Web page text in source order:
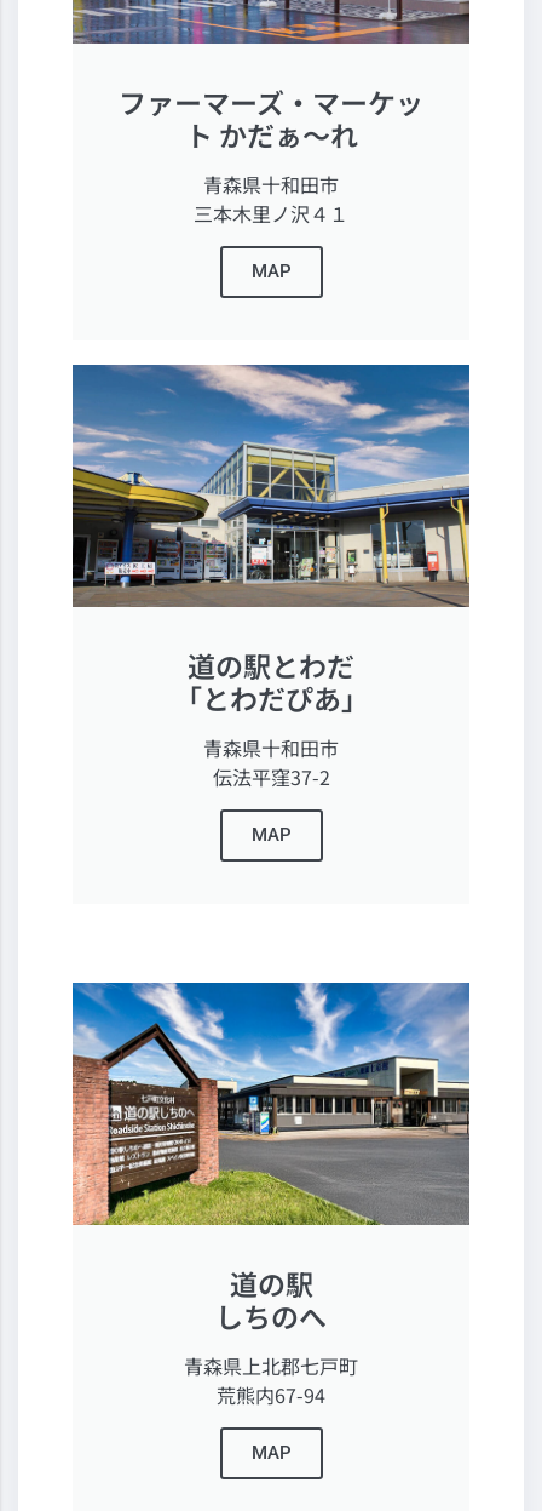
ファーマーズ・マーケッ
ト かだぁ～れ
青森県十和田市
三本木里ノ沢４１
MAP
道の駅とわだ
「とわだぴあ」
青森県十和田市
伝法平窪37-2
MAP
道の駅
しちのへ
青森県上北郡七戸町
荒熊内67-94
MAP